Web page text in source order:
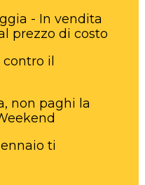
- In vendita
prezzo di costo
il
non paghi la
ti